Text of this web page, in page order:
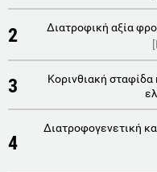
2
Διατροφική αξία
3
Κορινθιακή
4
Διατροφογενετική